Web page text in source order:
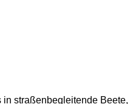
straßenbegleitende Beete,